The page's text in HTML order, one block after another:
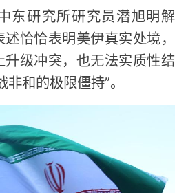
东研究所研究员潜旭明解
恰恰表明美伊真实处境，
级冲突，也无法实质性结
和的极限僵持”。